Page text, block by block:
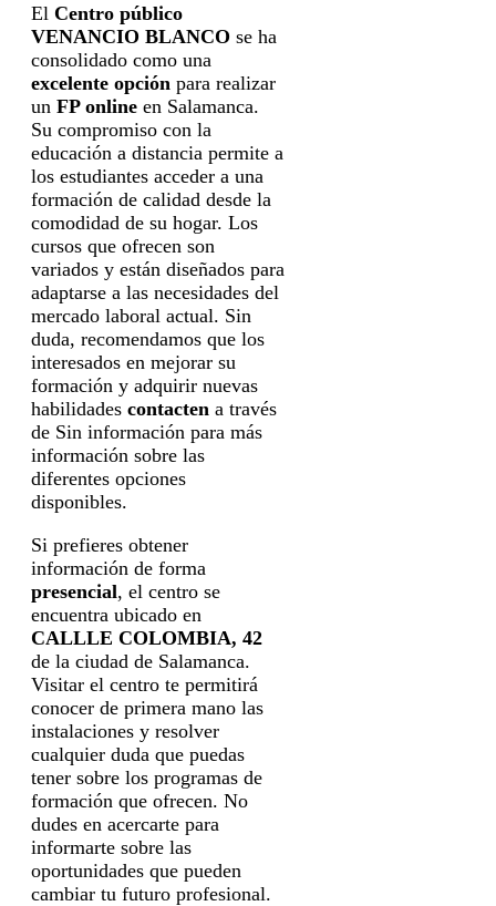
El Centro público
VENANCIO BLANCO se ha
consolidado como una
excelente opción para realizar
un FP online en Salamanca.
Su compromiso con la
educación a distancia permite a
los estudiantes acceder a una
formación de calidad desde la
comodidad de su hogar. Los
cursos que ofrecen son
variados y están diseñados para
adaptarse a las necesidades del
mercado laboral actual. Sin
duda, recomendamos que los
interesados en mejorar su
formación y adquirir nuevas
habilidades contacten a través
de Sin información para más
información sobre las
diferentes opciones
disponibles.
Si prefieres obtener
información de forma
presencial, el centro se
encuentra ubicado en
CALLLE COLOMBIA, 42
de la ciudad de Salamanca.
Visitar el centro te permitirá
conocer de primera mano las
instalaciones y resolver
cualquier duda que puedas
tener sobre los programas de
formación que ofrecen. No
dudes en acercarte para
informarte sobre las
oportunidades que pueden
cambiar tu futuro profesional.